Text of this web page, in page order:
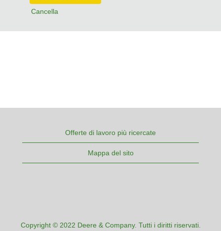
Cancella
Offerte di lavoro più ricercate
Mappa del sito
Copyright © 2022 Deere & Company. Tutti i diritti riservati.